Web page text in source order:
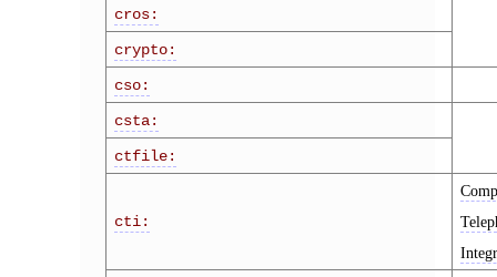
cros:
crypto:
cso:
csta:
ctfile:
cti: